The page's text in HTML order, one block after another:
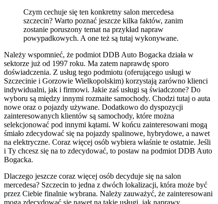
Czym cechuje się ten konkretny salon mercedesa
szczecin? Warto poznać jeszcze kilka faktów, zanim
zostanie poruszony temat na przykład napraw
powypadkowych. A one też są tutaj wykonywane.
Należy wspomnieć, że podmiot DDB Auto Bogacka działa w
sektorze już od 1997 roku. Ma zatem naprawdę sporo
doświadczenia. Z usług tego podmiotu (oferującego usługi w
Szczecinie i Gorzowie Wielkopolskim) korzystają zarówno klienci
indywidualni, jak i firmowi. Jakie zaś usługi są świadczone? Do
wyboru są między innymi rozmaite samochody. Chodzi tutaj o auta
nowe oraz o pojazdy używane. Dodatkowo do dyspozycji
zainteresowanych klientów są samochody, które można
selekcjonować pod innymi kątami. W końcu zainteresowani mogą
śmiało zdecydować się na pojazdy spalinowe, hybrydowe, a nawet
na elektryczne. Coraz więcej osób wybiera właśnie te ostatnie. Jeśli
i Ty chcesz się na to zdecydować, to postaw na podmiot DDB Auto
Bogacka.
Dlaczego jeszcze coraz więcej osób decyduje się na salon
mercedesa? Szczecin to jedna z dwóch lokalizacji, która może być
przez Ciebie finalnie wybrana. Należy zauważyć, że zainteresowani
mogą zdecydować się nawet na takie usługi, jak naprawy